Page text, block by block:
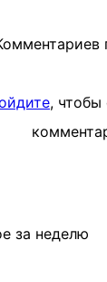
, чтобы
за неделю